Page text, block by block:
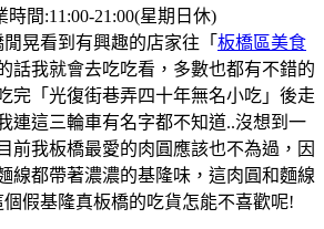
時間:11:00-21:00(星期日休)
晃看到有興趣的店家往「 板橋區美食
話我就會去吃吃看，多數也都有不錯的
完「光復街巷弄四十年無名小吃」後走
連這三輪車有名字都不知道..沒想到一
前我板橋最愛的肉圓應該也不為過，因
線都帶著濃濃的基隆味，這肉圓和麵線
假基隆真板橋的吃貨怎能不喜歡呢!